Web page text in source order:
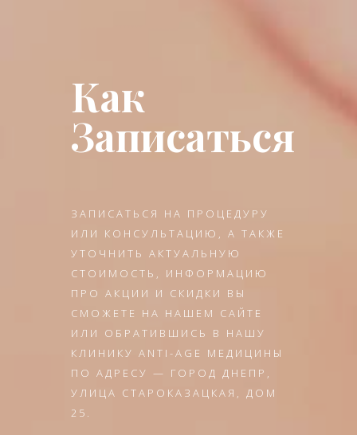
Как
Записаться
ЗАПИСАТЬСЯ НА ПРОЦЕДУРУ
ИЛИ КОНСУЛЬТАЦИЮ, А ТАКЖЕ
УТОЧНИТЬ АКТУАЛЬНУЮ
СТОИМОСТЬ, ИНФОРМАЦИЮ
ПРО АКЦИИ И СКИДКИ ВЫ
СМОЖЕТЕ НА НАШЕМ САЙТЕ
ИЛИ ОБРАТИВШИСЬ В НАШУ
КЛИНИКУ ANTI-AGE МЕДИЦИНЫ
ПО АДРЕСУ — ГОРОД ДНЕПР,
УЛИЦА СТАРОКАЗАЦКАЯ, ДОМ
25.